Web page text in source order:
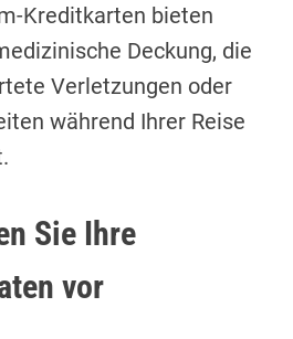
Kreditkarten bieten
Deckung, die
Verletzungen oder
während Ihrer Reise
Sie Ihre
vor